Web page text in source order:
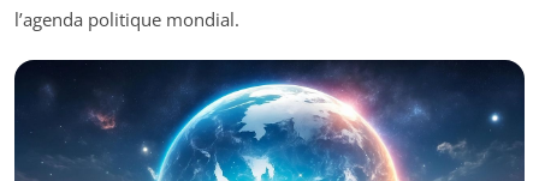
l’agenda politique mondial.